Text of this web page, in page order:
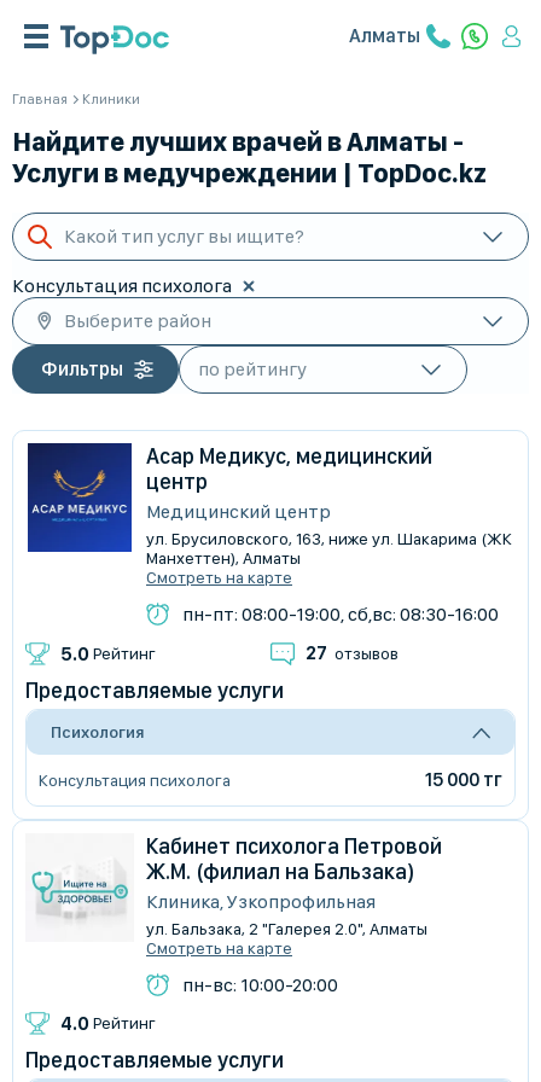
Алматы
Главная Клиники
Найдите лучших врачей в Алматы -
Услуги в медучреждении | TopDoc.kz
Какой тип услуг вы ищите?
Консультация психолога
Выберите район
Фильтры
Асар Медикус, медицинский
центр
Медицинский центр
ул. Брусиловского, 163, ниже ул. Шакарима (ЖК
Манхеттен), Алматы
Смотреть на карте
пн-пт: 08:00-19:00, сб,вс: 08:30-16:00
5.0 Рейтинг 27 отзывов
Предоставляемые услуги
Психология
Консультация психолога 15 000 тг
Кабинет психолога Петровой
Ж.М. (филиал на Бальзака)
Клиника, Узкопрофильная
ул. Бальзака, 2 "Галерея 2.0", Алматы
Смотреть на карте
пн-вс: 10:00-20:00
4.0 Рейтинг
Предоставляемые услуги